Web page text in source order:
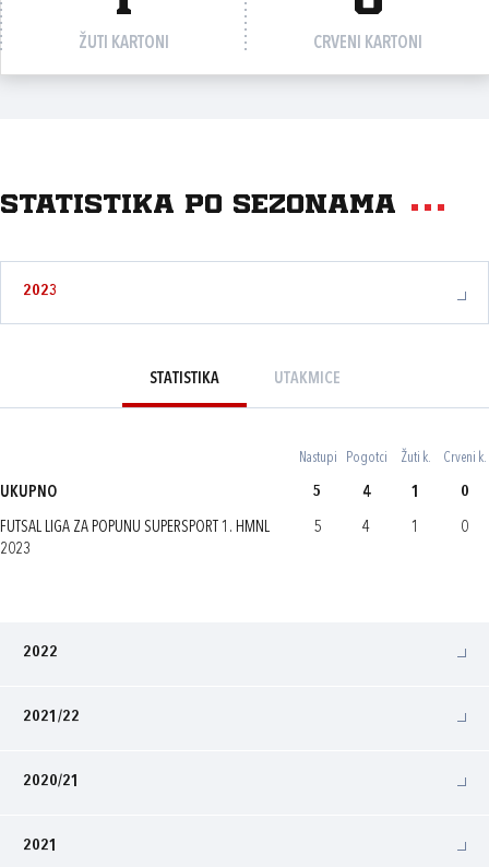
ŽUTI KARTONI CRVENI KARTONI
Statistika po sezonama
2023
STATISTIKA UTAKMICE
Nastupi Pogotci Žuti k. Crveni k.
UKUPNO 5 4 1 0
FUTSAL LIGA ZA POPUNU SUPERSPORT 1. HMNL
2023
5 4 1 0
2022
2021/22
2020/21
2021